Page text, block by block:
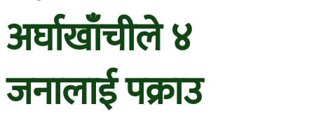
अर्घाखाँचीले ४
जनालाई पक्राउ